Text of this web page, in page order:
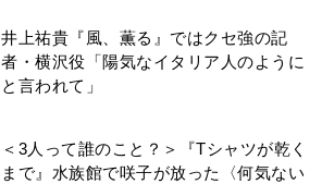
井上祐貴『風、薫る』ではクセ強の記
者・横沢役「陽気なイタリア人のように
と言われて」
＜3人って誰のこと？＞『Tシャツが乾く
まで』水族館で咲子が放った〈何気ない